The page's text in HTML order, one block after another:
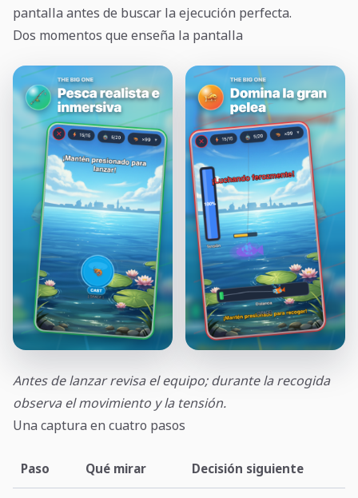
pantalla antes de buscar la ejecución perfecta.
Dos momentos que enseña la pantalla
Antes de lanzar revisa el equipo; durante la recogida
observa el movimiento y la tensión.
Una captura en cuatro pasos
Paso Qué mirar Decisión siguiente